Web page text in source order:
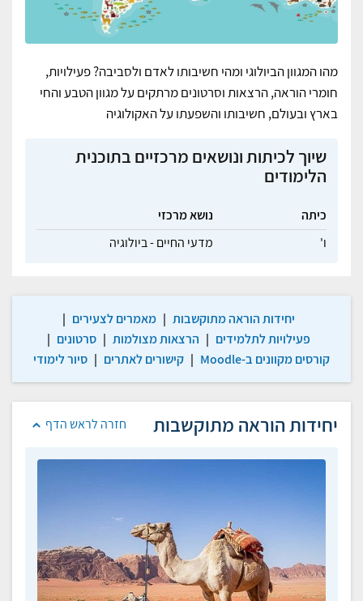
מהו המגוון הביולוגי ומהי חשיבותו לאדם ולסביבה?פעילויות,
חומרי הוראה, הרצאותוסרטונים מרתקים על מגוון הטבע והחי
בארץ ובעולם, חשיבותו והשפעתו על האקולוגיה
שיוך לכיתות ונושאים מרכזיים בתוכנית
הלימודים
כיתה
נושא מרכזי
ו'
מדעי החיים - ביולוגיה
יחידות הוראה מתוקשבות | מאמרים לצעירים |
פעילויות לתלמידים | הרצאות מצולמות | סרטונים |
קורסים מקוונים ב-Moodle
| קישורים לאתרים | סיור לימודי
חזרה לראש הדף יחידות הוראה מתוקשבות